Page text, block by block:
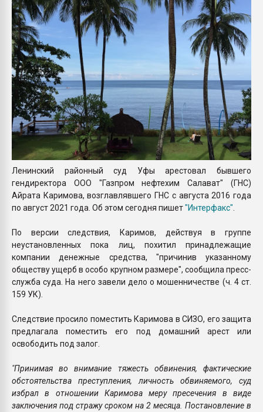
Ленинский районный суд Уфы арестовал бывшего
гендиректора ООО "Газпром нефтехим Салават" (ГНС)
Айрата Каримова, возглавлявшего ГНС с августа 2016 года
по август 2021 года. Об этом сегодня пишет"Интерфакс"
По версии следствия, Каримов, действуя в группе
неустановленных пока лиц, похитил принадлежащие
компании денежные средства, "причинив указанному
обществу ущерб в особо крупном размере", сообщила пресс-
служба суда. На него завели дело о мошенничестве (ч. 4 ст.
159 УК).
Следствие просило поместить Каримова в СИЗО, его защита
предлагала поместить его под домашний арест или
освободить под залог.
"Принимая во внимание тяжесть обвинения, фактические
обстоятельства преступления, личность обвиняемого, суд
избрал в отношении Каримова меру пресечения в виде
заключения под стражу сроком на 2 месяца. Постановление в